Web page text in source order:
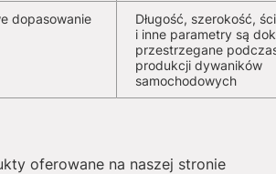
dopasowanie
Długość, szerokość,
i inne parametry są
przestrzegane
produkcji dywaników
samochodowych
oferowane na naszej stronie